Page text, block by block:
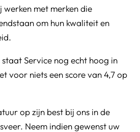
werken met merken die
om hun kwaliteit en
staat Service nog echt hoog in
voor niets een score van 4,7 op
op zijn best bij ons in de
Neem indien gewenst uw